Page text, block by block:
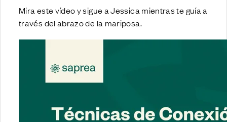
Mira este vídeo y sigue a Jessica mientras te guía a
través del abrazo de la mariposa.